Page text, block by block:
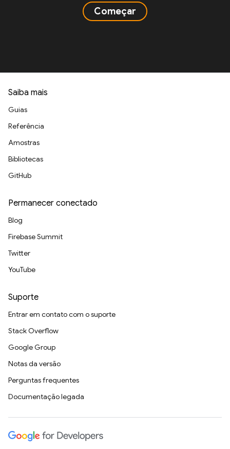
Começar
Saiba mais
Guias
Referência
Amostras
Bibliotecas
GitHub
Permanecer conectado
Blog
Firebase Summit
Twitter
YouTube
Suporte
Entrar em contato com o suporte
Stack Overflow
Google Group
Notas da versão
Perguntas frequentes
Documentação legada